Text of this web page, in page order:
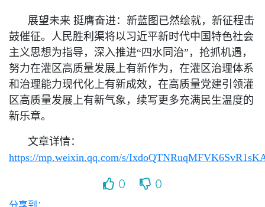
展望未来 挺膺奋进：新蓝图已然绘就，新征程击
鼓催征。人民胜利渠将以习近平新时代中国特色社会
主义思想为指导，深入推进“四水同治” ，抢抓机遇，
努力在灌区高质量发展上有新作为，在灌区治理体系
和治理能力现代化上有新成效，在高质量党建引领灌
区高质量发展上有新气象，续写更多充满民生温度的
新乐章。
文章详情：
https://mp.weixin.qq.com/s/
0 0
分享到：